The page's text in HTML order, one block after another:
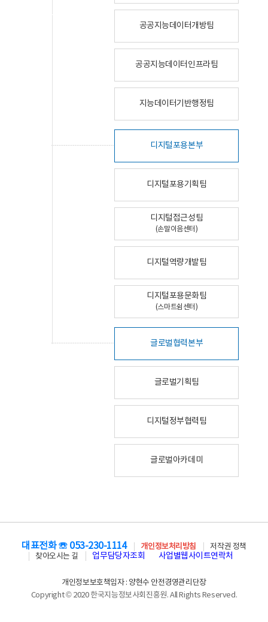
공공지능데이터개방팀
공공지능데이터인프라팀
지능데이터기반행정팀
디지털포용본부
디지털포용기획팀
디지털접근성팀
(손말이음센터)
디지털역량개발팀
디지털포용문화팀
(스마트쉼센터)
글로벌협력본부
글로벌기획팀
디지털정부협력팀
글로벌아카데미
대표전화 ☏ 053-230-1114 개인정보처리방침
저작권 정책
찾아오시는 길
업무담당자조회 사업별웹사이트연락처
개인정보보호책임자 : 양현수 안전경영관리단장
Copyright © 2020 한국지능정보사회진흥원. All Rights Reserved.